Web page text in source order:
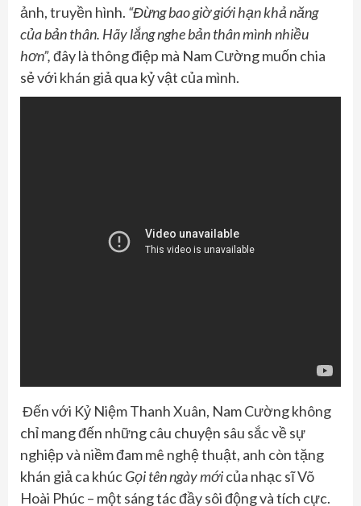
ảnh, truyền hình. “Đừng bao giờ giới hạn khả năng
của bản thân. Hãy lắng nghe bản thân mình nhiều
hơn”,đây là thông điệp mà Nam Cường muốn chia
sẻ với khán giả qua kỷ vật của mình.
Đến với Kỷ Niệm Thanh Xuân, Nam Cường không
chỉ mang đến những câu chuyện sâu sắc về sự
nghiệp và niềm đam mê nghệ thuật, anh còn tặng
khán giả ca khúcGọi tên ngày mớicủa nhạc sĩ Võ
Hoài Phúc – một sáng tác đầy sôi động và tích cực.